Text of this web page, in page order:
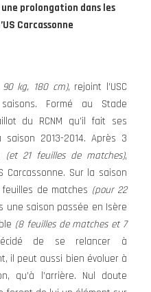
prolongation dans les
Carcassonne
kg, 180 cm), rejoint l’USC
Formé au Stade
du RCNM qu’il fait ses
2013-2014. Après 3
(et 21 feuilles de matches),
Carcassonne. Sur la saison
feuilles de matches (pour 22
une saison passée en Isère
(8 feuilles de matches et 7
de se relancer à
il peut aussi bien évoluer à
qu’à l’arrière. Nul doute